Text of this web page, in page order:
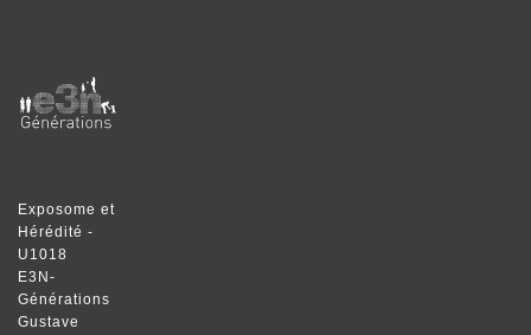
Exposome et
Hérédité -
U1018
E3N-
Générations
Gustave